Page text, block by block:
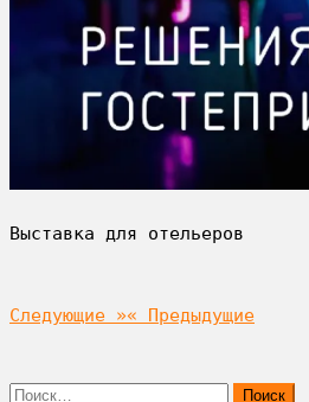
Выставка для отельеров
Следующие »« Предыдущие
Найти: